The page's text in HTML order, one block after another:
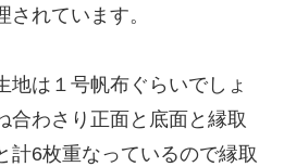
れています。
地は１号帆布ぐらいでしょ
合わさり正面と底面と縁取
計6枚重なっているので縁取